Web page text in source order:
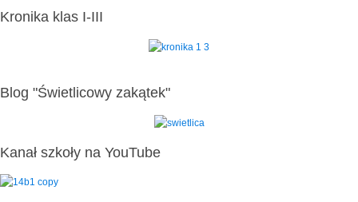
Kronika klas I-III
Blog "Świetlicowy zakątek"
Kanał szkoły na YouTube